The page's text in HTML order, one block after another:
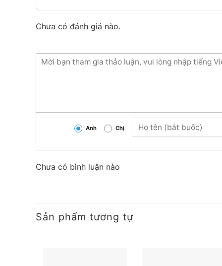
Giá cạnh tranh nhất trong khu vực.
Giao hàng nhanh chóng.
Nhận báo giá tốt nhất.
Chưa có đánh giá nào.
Anh Chị
Chưa có bình luận nào
Sản phẩm tương tự